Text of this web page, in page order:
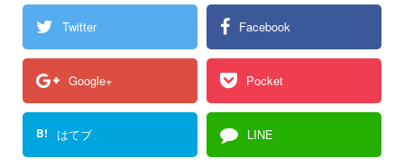
Twitter Facebook
Google+ Pocket
B! はてブ LINE